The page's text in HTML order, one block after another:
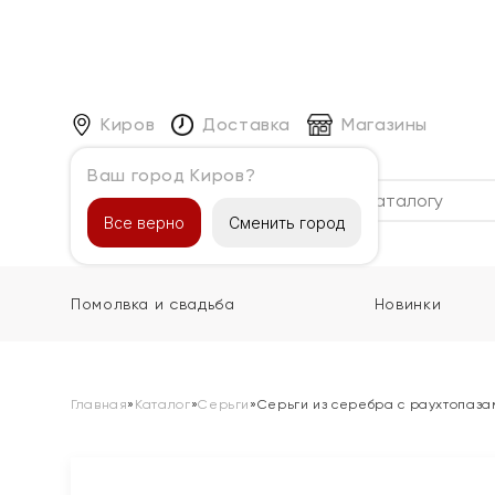
Киров
Ваш город Киров?
Все верно Сменить город
Доставка Магазины
Каталог
Помолвка и свадьба Новинки
Главная» Каталог»Серьги »Серьги из серебра с